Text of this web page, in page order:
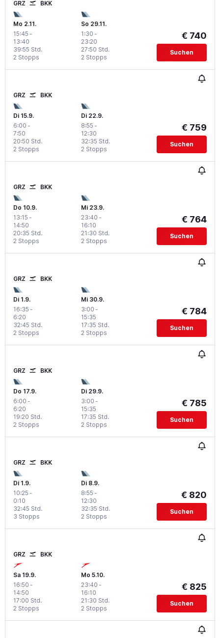
GRZ BKK
Mo 2.11.
15:45 -
13:40
2 Stopps
39:55 Std.
So 29.11.
1:30 -
23:20
2 Stopps
27:50 Std.
€ 740
Suchen
GRZ BKK
Di 15.9.
6:00 -
7:50
2 Stopps
20:50 Std.
Di 22.9.
8:55 -
12:30
2 Stopps
32:35 Std.
€ 759
Suchen
GRZ BKK
Do 10.9.
13:15 -
14:50
2 Stopps
20:35 Std.
Mi 23.9.
23:40 -
16:10
2 Stopps
21:30 Std.
€ 764
Suchen
GRZ BKK
Di 1.9.
16:35 -
6:20
2 Stopps
32:45 Std.
Mi 30.9.
3:00 -
15:35
2 Stopps
17:35 Std.
€ 784
Suchen
GRZ BKK
Do 17.9.
6:00 -
6:20
2 Stopps
19:20 Std.
Di 29.9.
3:00 -
15:35
2 Stopps
17:35 Std.
€ 785
Suchen
GRZ BKK
Di 1.9.
10:25 -
0:10
3 Stopps
32:45 Std.
Di 8.9.
8:55 -
12:30
2 Stopps
32:35 Std.
€ 820
Suchen
GRZ BKK
Sa 19.9.
16:50 -
14:50
2 Stopps
17:00 Std.
Mo 5.10.
23:40 -
16:10
2 Stopps
21:30 Std.
€ 825
Suchen